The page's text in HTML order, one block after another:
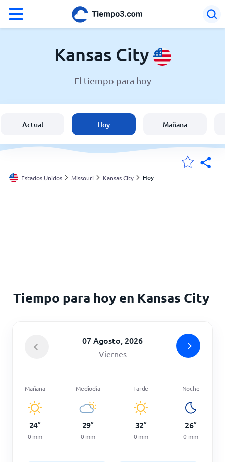
El clima en Kansas City
España
Argentina
Kansas City
El tiempo para hoy
Actual Hoy Mañana
Estados Unidos Missouri Kansas City Hoy
Tiempo para hoy en Kansas City
07 Agosto, 2026
Viernes
Mañana
24°
0 mm
Mediodía
29°
0 mm
Tarde
32°
0 mm
Noche
26°
0 mm